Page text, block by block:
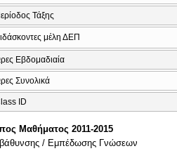
Τάξης
μέλη ΔΕΠ
Εβδομαδιαία
Συνολικά
ID
Μαθήματος 2011-2015
/ Εμπέδωσης Γνώσεων